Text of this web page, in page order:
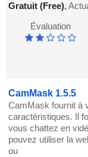
Gratuit (Free),
Évaluation
CamMask 1.5.5
CamMask fournit à
caractéristiques. Il
vous chattez en
pouvez utiliser la
ou